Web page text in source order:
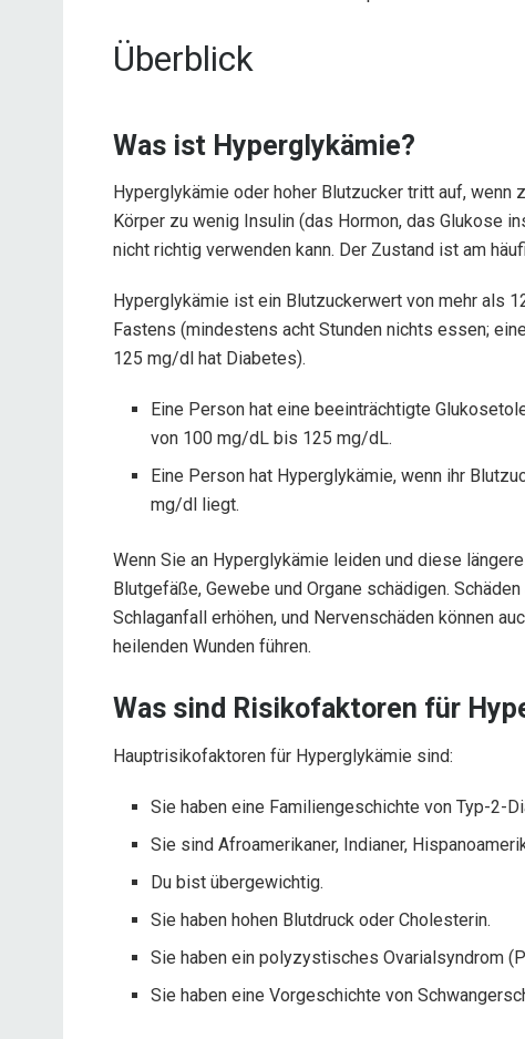
Überblick
Was ist Hyperglykämie?
Hyperglykämie oder hoher Blutzucker tritt auf,
Körper zu wenig Insulin (das Hormon, das Glukose
nicht richtig verwenden kann. Der Zustand ist am
Hyperglykämie ist ein Blutzuckerwert von mehr als
Fastens (mindestens acht Stunden nichts essen;
125 mg/dl hat Diabetes).
Eine Person hat eine beeinträchtigte
von 100 mg/dL bis 125 mg/dL.
Eine Person hat Hyperglykämie, wenn ihr
mg/dl liegt.
Wenn Sie an Hyperglykämie leiden und diese
Blutgefäße, Gewebe und Organe schädigen.
Schlaganfall erhöhen, und Nervenschäden können
heilenden Wunden führen.
Was sind Risikofaktoren für
Hauptrisikofaktoren für Hyperglykämie sind:
Sie haben eine Familiengeschichte von Typ-2-
Sie sind Afroamerikaner, Indianer,
Du bist übergewichtig.
Sie haben hohen Blutdruck oder Cholesterin.
Sie haben ein polyzystisches Ovarialsyndrom
Sie haben eine Vorgeschichte von